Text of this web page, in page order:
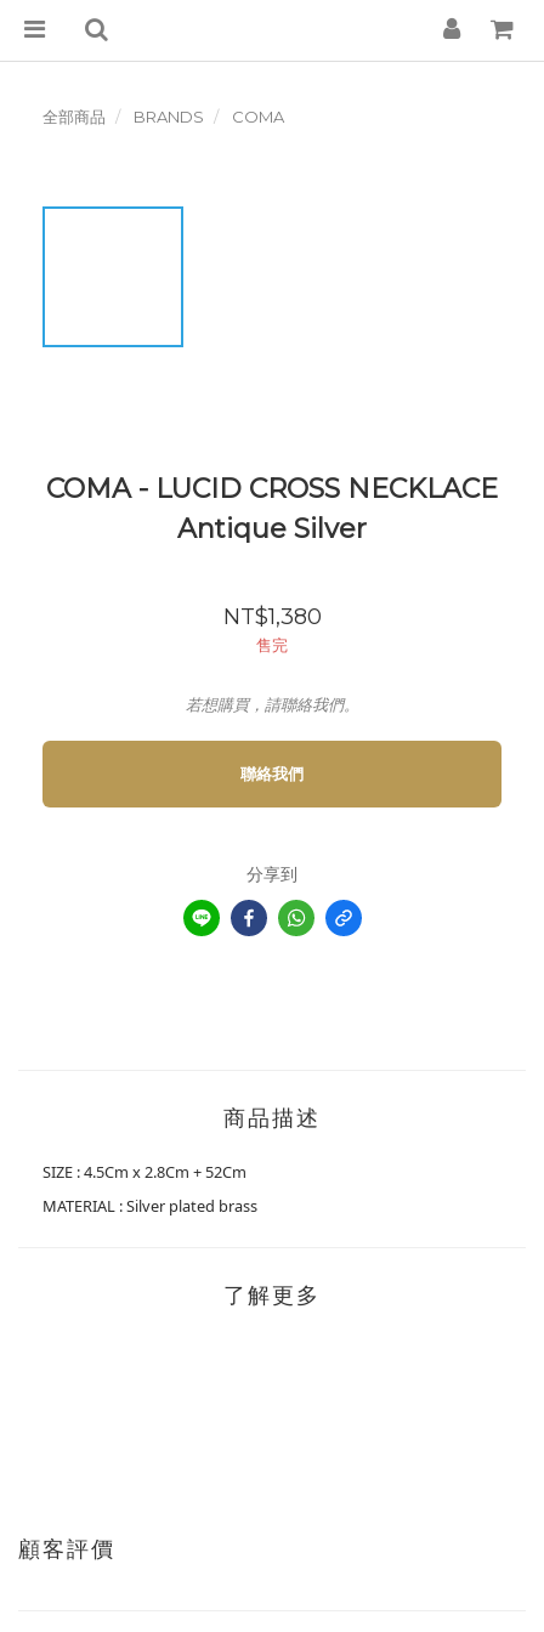
全部商品 BRANDS COMA
COMA - LUCID CROSS NECKLACE
Antique Silver
NT$1,380
售完
若想購買，請聯絡我們。
聯絡我們
分享到
商品描述
SIZE : 4.5Cm x 2.8Cm + 52Cm
MATERIAL : Silver plated brass
了解更多
顧客評價